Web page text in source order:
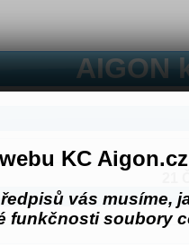
KC
vás musíme,
funkčnosti soubory
AIGON